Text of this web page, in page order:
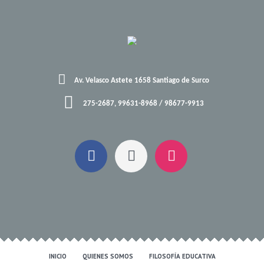
Av. Velasco Astete 1658 Santiago de Surco
275-2687, 99631-8968 / 98677-9913
INICIO QUIENES SOMOS
FILOSOFÍA EDUCATIVA